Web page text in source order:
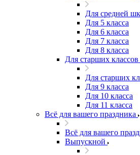
Для средней
Для 5 класса
Для 6 класса
Для 7 класса
Для 8 класса
Для старших классов
Для старших
Для 9 класса
Для 10 класса
Для 11 класса
Всё для вашего праздника
Всё для вашего
Выпускной